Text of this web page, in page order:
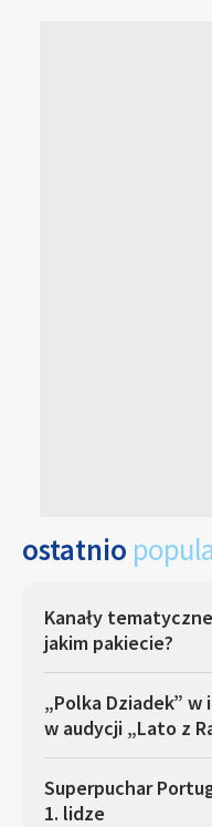
ostatnio
Kanały
jakim pakiecie?
„Polka Dziadek”
w audycji „Lato z
Superpuchar
1. lidze